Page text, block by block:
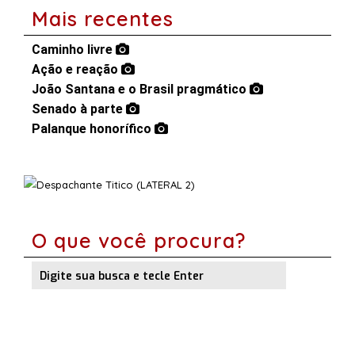
Mais recentes
Caminho livre
Ação e reação
João Santana e o Brasil pragmático
Senado à parte
Palanque honorífico
O que você procura?